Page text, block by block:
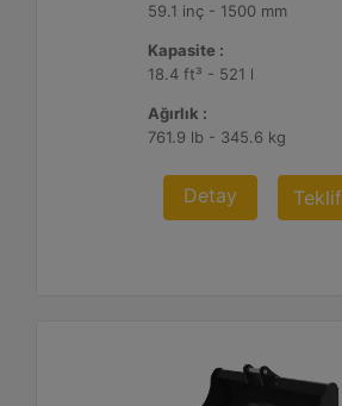
59.1 inç - 1500 mm
Kapasite :
18.4 ft³ - 521 l
Ağırlık :
761.9 lb - 345.6 kg
Detay